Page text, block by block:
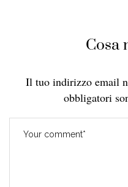
Cosa
Il tuo indirizzo email
obbligatori